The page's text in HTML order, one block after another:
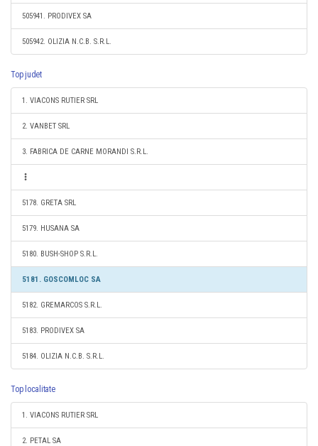
505941. PRODIVEX SA
505942. OLIZIA N.C.B. S.R.L.
Top judet
1. VIACONS RUTIER SRL
2. VANBET SRL
3. FABRICA DE CARNE MORANDI S.R.L.
5178. GRETA SRL
5179. HUSANA SA
5180. BUSH-SHOP S.R.L.
5181. GOSCOMLOC SA
5182. GREMARCOS S.R.L.
5183. PRODIVEX SA
5184. OLIZIA N.C.B. S.R.L.
Top localitate
1. VIACONS RUTIER SRL
2. PETAL SA